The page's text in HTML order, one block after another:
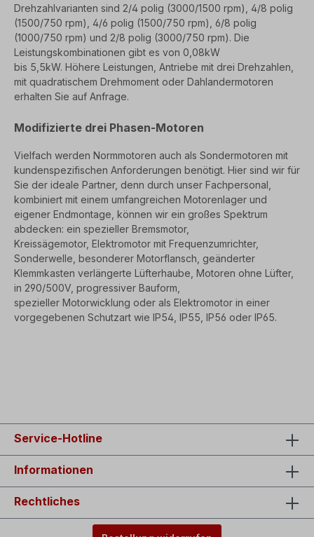
Drehzahlvarianten sind 2/4 polig (3000/1500 rpm), 4/8 polig
(1500/750 rpm), 4/6 polig (1500/750 rpm), 6/8 polig
(1000/750 rpm) und 2/8 polig (3000/750 rpm). Die
Leistungskombinationen gibt es von 0,08kW
bis 5,5kW. Höhere Leistungen, Antriebe mit drei Drehzahlen,
mit quadratischem Drehmoment oder Dahlandermotoren
erhalten Sie auf Anfrage.
Modifizierte drei Phasen-Motoren
Vielfach werden Normmotoren auch als Sondermotoren mit
kundenspezifischen Anforderungen benötigt. Hier sind wir für
Sie der ideale Partner, denn durch unser Fachpersonal,
kombiniert mit einem umfangreichen Motorenlager und
eigener Endmontage, können wir ein großes Spektrum
abdecken: ein spezieller Bremsmotor,
Kreissägemotor, Elektromotor mit Frequenzumrichter,
Sonderwelle, besonderer Motorflansch, geänderter
Klemmkasten verlängerte Lüfterhaube, Motoren ohne Lüfter,
in 290/500V, progressiver Bauform,
spezieller Motorwicklung oder als Elektromotor in einer
vorgegebenen Schutzart wie IP54, IP55, IP56 oder IP65.
Service-Hotline
Informationen
Rechtliches